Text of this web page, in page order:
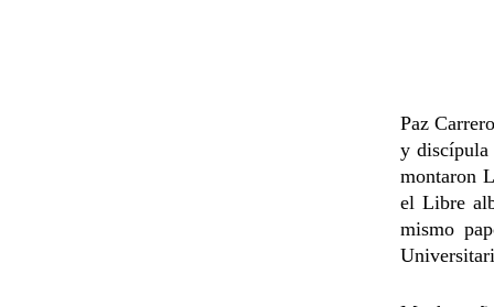
Paz
y discípula
montaron
el Libre
mismo